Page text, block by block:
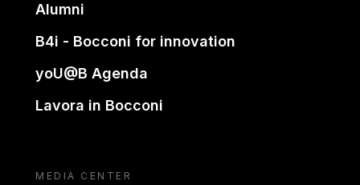
Alumni
B4i - Bocconi for innovation
yoU@B Agenda
Lavora in Bocconi
MEDIA CENTER